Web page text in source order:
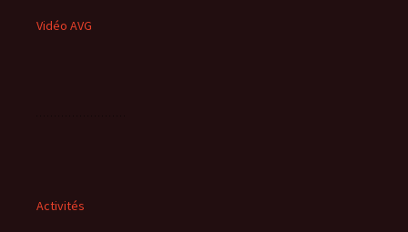
Vidéo AVG
Activités